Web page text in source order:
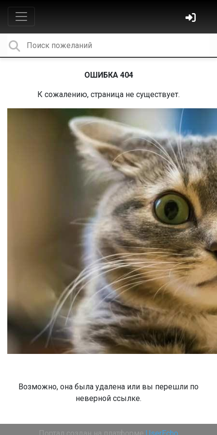
ОШИБКА 404
К сожалению, страница не существует.
Возможно, она была удалена или вы перешли по
неверной ссылке.